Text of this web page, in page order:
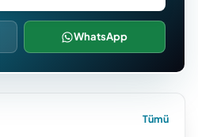
WhatsApp
Tümü